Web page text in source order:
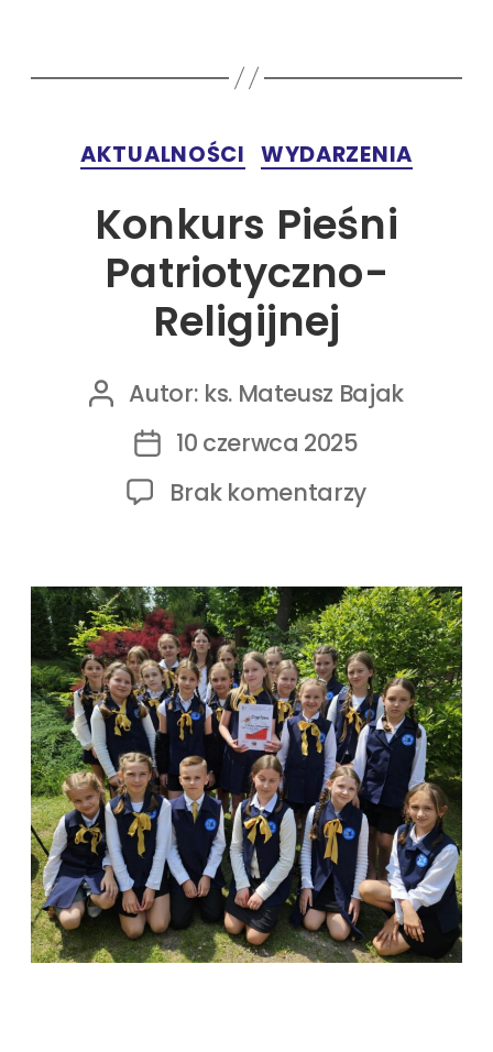
AKTUALNOŚCI WYDARZENIA
Konkurs Pieśni
Patriotyczno-
Religijnej
Autor: ks. Mateusz Bajak
10 czerwca 2025
Brak komentarzy